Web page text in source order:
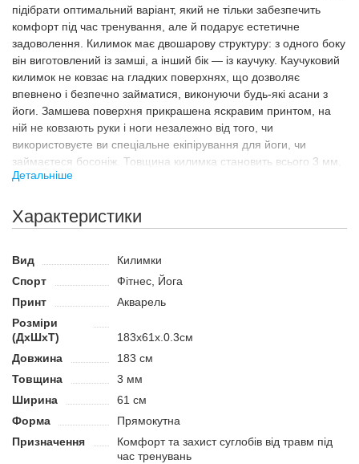
підібрати оптимальний варіант, який не тільки забезпечить
комфорт під час тренування, але й подарує естетичне
задоволення. Килимок має двошарову структуру: з одного боку
він виготовлений із замші, а інший бік — із каучуку. Каучуковий
килимок не ковзає на гладких поверхнях, що дозволяє
впевнено і безпечно займатися, виконуючи будь-які асани з
йоги. Замшева поверхня прикрашена яскравим принтом, на
ній не ковзають руки і ноги незалежно від того, чи
використовуєте ви спеціальне екіпірування для йоги, чи
займаєтеся босоніж. Товщина килимка становить всього 3 мм,
що робить його дуже легким. Довжина килимка стандартна,
середнього зросту.
Двошаровий килимок дуже зручно використовувати для занять
йогою. Незважаючи на мінімальну товщину, такий килимок
суглоби під час виконання вправ у положенні лежачи. Килимок
можна використовувати для розтяжки, занять йогою, пілатесом
або фітнесом.
Переваги:
дискомфорту під час занять спортом.
Підходить для йоги, пілатесу, фітнесу, розтяжки.
Каучук не ковзає на гладких поверхнях.
Детальніше
Характеристики
Вид
Килимки
Спорт
Фітнес, Йога
Принт
Акварель
Розміри
(ДхШхТ)
183x61x.0.3см
Довжина
183 см
Товщина
3 мм
Ширина
61 см
Форма
Прямокутна
Призначення
Комфорт та захист суглобів від травм під
час тренувань